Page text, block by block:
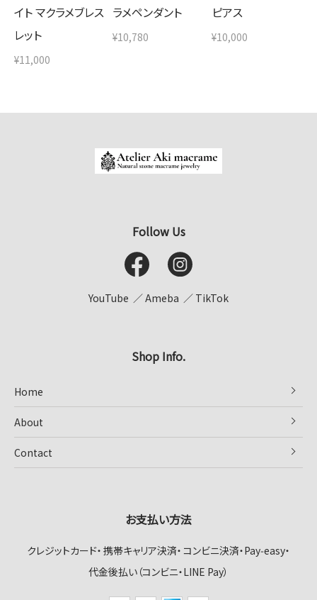
イト マクラメブレス
レット
¥11,000
ラメペンダント
¥10,780
ピアス
¥10,000
Follow Us
YouTube Ameba TikTok
Shop Info.
Home
About
Contact
お支払い方法
クレジットカード 携帯キャリア決済 コンビニ決済・Pay‑easy
代金後払い（コンビニ・LINE Pay）